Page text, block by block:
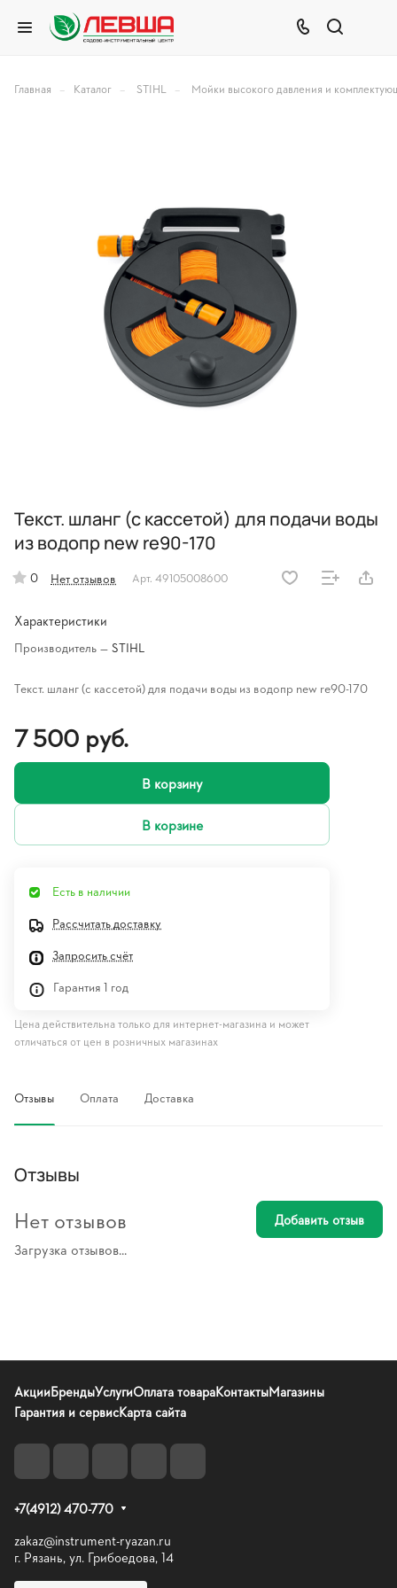
Главная – Каталог – STIHL – Мойки высокого давления и
Текст. шланг (с кассетой) для подачи воды
из водопр new re90-170
0 Нет отзывов Арт. 49105008600
Характеристики
Производитель — STIHL
Текст. шланг (с кассетой) для подачи воды из водопр new re90-170
7 500 руб.
В корзину
В корзине
Есть в наличии
Рассчитать доставку
Запросить счёт
Гарантия 1 год
Цена действительна только для интернет-магазина и может
отличаться от цен в розничных магазинах
Отзывы Оплата Доставка
Отзывы
Загрузка отзывов...
Нет отзывов Добавить отзыв
АкцииБрендыУслугиОплата товараКонтактыМагазины
Гарантия и сервисКарта сайта
+7(4912) 470-770
zakaz@instrument-ryazan.ru
г. Рязань, ул. Грибоедова, 14